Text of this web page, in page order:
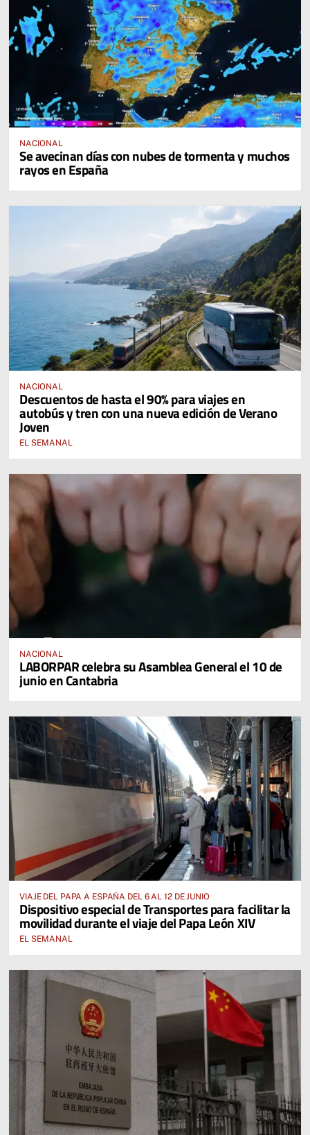
NACIONAL
Se avecinan días con nubes de tormenta y muchos
rayos en España
NACIONAL
Descuentos de hasta el 90% para viajes en
autobús y tren con una nueva edición de Verano
Joven
EL SEMANAL
NACIONAL
LABORPAR celebra su Asamblea General el 10 de
junio en Cantabria
VIAJE DEL PAPA A ESPAÑA DEL 6 AL 12 DE JUNIO
Dispositivo especial de Transportes para facilitar la
movilidad durante el viaje del Papa León XIV
EL SEMANAL